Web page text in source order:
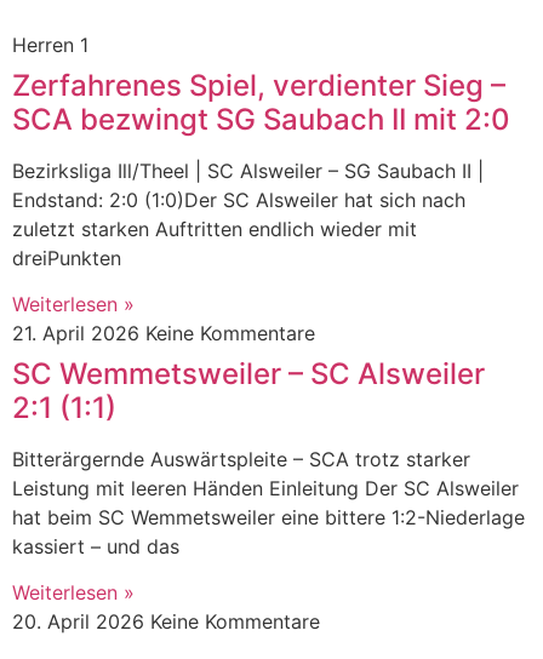
Herren 1
Zerfahrenes Spiel, verdienter Sieg –
SCA bezwingt SG Saubach II mit 2:0
Bezirksliga Ill/Theel | SC Alsweiler – SG Saubach II |
Endstand: 2:0 (1:0)Der SC Alsweiler hat sich nach
zuletzt starken Auftritten endlich wieder mit
dreiPunkten
Weiterlesen »
21. April 2026 Keine Kommentare
SC Wemmetsweiler – SC Alsweiler
2:1 (1:1)
Bitterärgernde Auswärtspleite – SCA trotz starker
Leistung mit leeren Händen Einleitung Der SC Alsweiler
hat beim SC Wemmetsweiler eine bittere 1:2-Niederlage
kassiert – und das
Weiterlesen »
20. April 2026 Keine Kommentare